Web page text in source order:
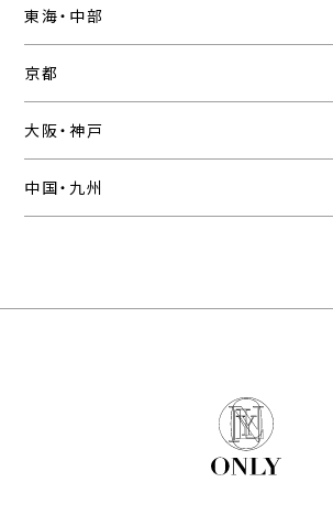
東海・中部
京都
大阪・神戸
中国・九州